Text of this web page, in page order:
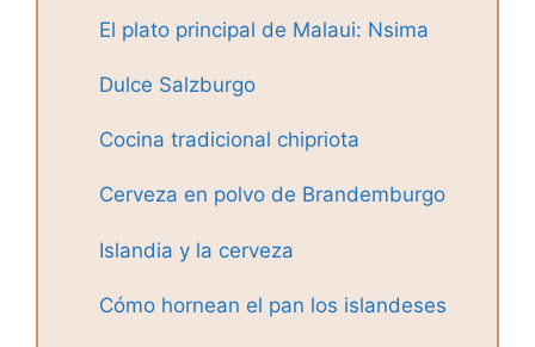
El plato principal de Malaui: Nsima
Dulce Salzburgo
Cocina tradicional chipriota
Cerveza en polvo de Brandemburgo
Islandia y la cerveza
Cómo hornean el pan los islandeses